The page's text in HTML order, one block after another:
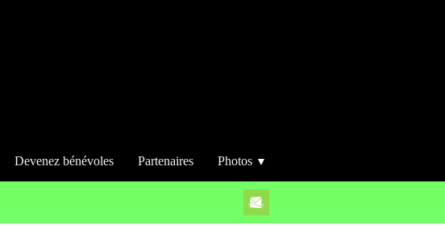
Devenez bénévoles Partenaires Photos ▼